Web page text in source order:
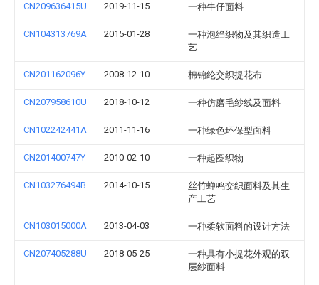
CN209636415U 2019-11-15 一种牛仔面料
CN104313769A 2015-01-28
一种泡绉织物及其织造工
艺
CN201162096Y 2008-12-10 棉锦纶交织提花布
CN207958610U 2018-10-12 一种仿磨毛纱线及面料
CN102242441A 2011-11-16 一种绿色环保型面料
CN201400747Y 2010-02-10 一种起圈织物
CN103276494B 2014-10-15
丝竹蝉鸣交织面料及其生
产工艺
CN103015000A 2013-04-03 一种柔软面料的设计方法
CN207405288U 2018-05-25
一种具有小提花外观的双
层纱面料